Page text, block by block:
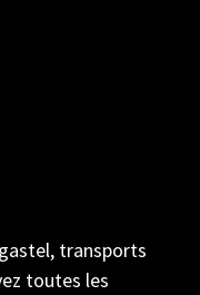
transports
toutes les